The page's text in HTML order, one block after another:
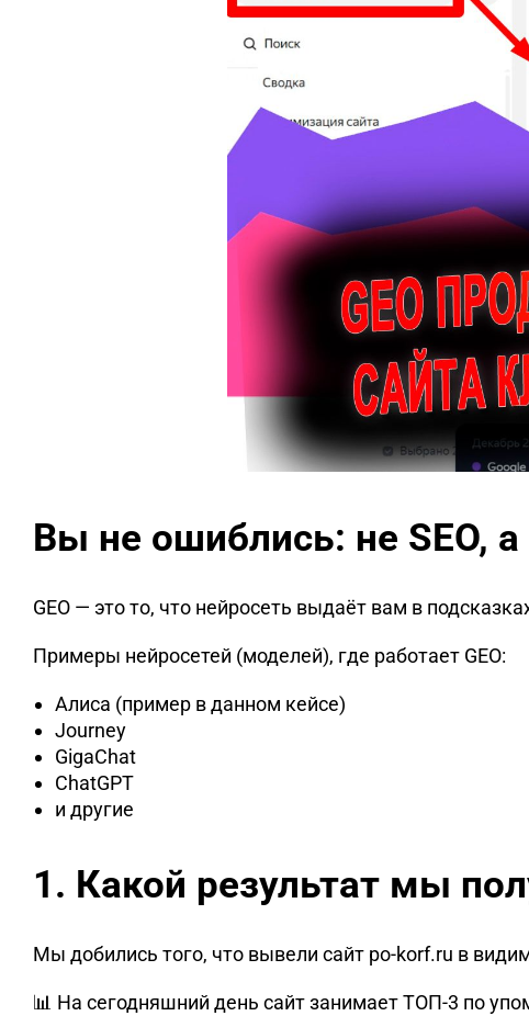
Вы не ошиблись: не SEO, а
GEO — это то, что нейросеть выдаёт вам в
Примеры нейросетей (моделей), где работает GEO:
Алиса (пример в данном кейсе)
Journey
GigaChat
ChatGPT
и другие
1. Какой результат мы
Мы добились того, что вывели сайт po-korf.ru в
📊 На сегодняшний день сайт занимает ТОП‑3 по